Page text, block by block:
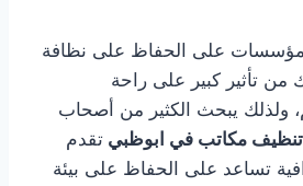
على الحفاظ على نظافة
من تأثير كبير على راحة
ولذلك يبحث الكثير من أصحاب
مكاتب في ابوظبي تقدم
تساعد على الحفاظ على بيئة